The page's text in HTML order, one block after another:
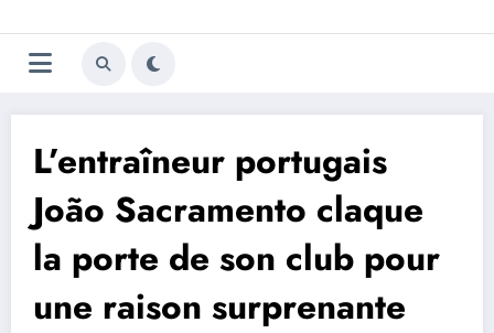
au
contenu
Trivela
L'actualité du football
L’entraîneur portugais
João Sacramento claque
la porte de son club pour
une raison surprenante